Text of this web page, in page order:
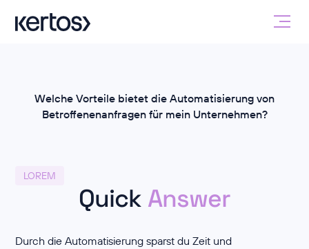
Welche Vorteile bietet die Automatisierung von
Betroffenenanfragen für mein Unternehmen?
LOREM
Quick Answer
Durch die Automatisierung sparst du Zeit und